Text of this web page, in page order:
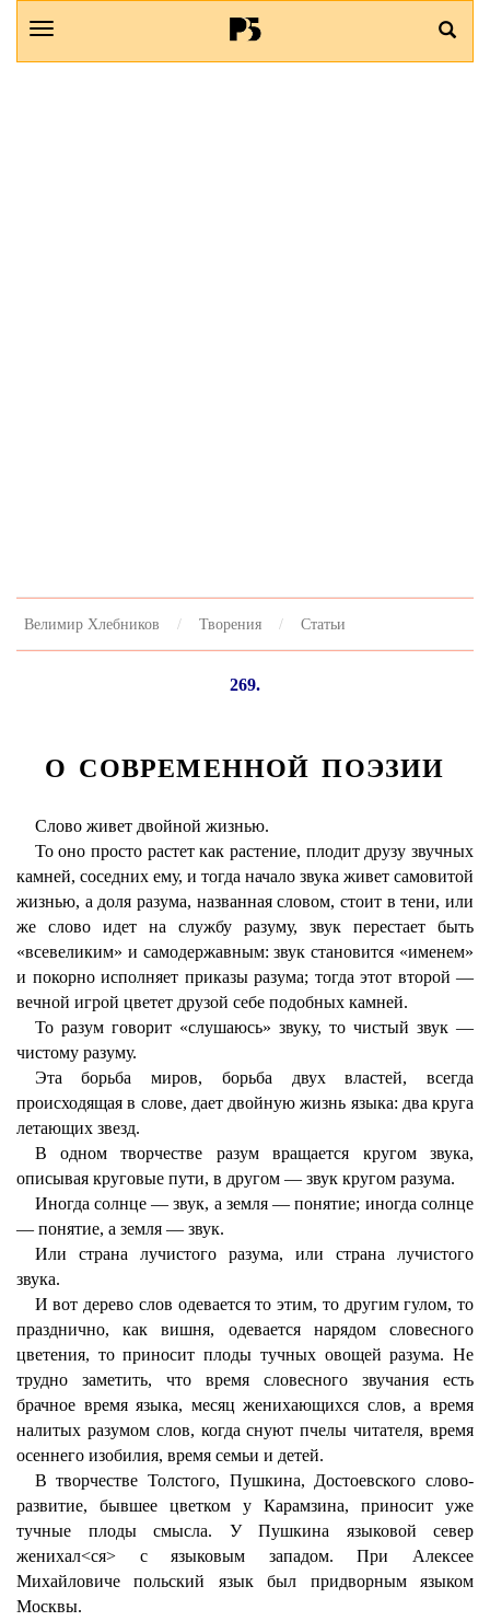
Велимир Хлебников Творения Статьи
269.
О СОВРЕМЕННОЙ ПОЭЗИИ
Слово живет двойной жизнью.
То оно просто растет как растение, плодит друзу звучных
камней, соседних ему, и тогда начало звука живет самовитой
жизнью, а доля разума, названная словом, стоит в тени, или
же слово идет на службу разуму, звук перестает быть
«всевеликим» и самодержавным: звук становится «именем»
и покорно исполняет приказы разума; тогда этот второй —
вечной игрой цветет друзой себе подобных камней.
То разум говорит «слушаюсь» звуку, то чистый звук —
чистому разуму.
Эта борьба миров, борьба двух властей, всегда
происходящая в слове, дает двойную жизнь языка: два круга
летающих звезд.
В одном творчестве разум вращается кругом звука,
описывая круговые пути, в другом — звук кругом разума.
Иногда солнце — звук, а земля — понятие; иногда солнце
— понятие, а земля — звук.
Или страна лучистого разума, или страна лучистого
звука.
И вот дерево слов одевается то этим, то другим гулом, то
празднично, как вишня, одевается нарядом словесного
цветения, то приносит плоды тучных овощей разума. Не
трудно заметить, что время словесного звучания есть
брачное время языка, месяц женихающихся слов, а время
налитых разумом слов, когда снуют пчелы читателя, время
осеннего изобилия, время семьи и детей.
В творчестве Толстого, Пушкина, Достоевского слово-
развитие, бывшее цветком у Карамзина, приносит уже
тучные плоды смысла. У Пушкина языковой север
женихал<ся> с языковым западом. При Алексее
Михайловиче польский язык был придворным языком
Москвы.